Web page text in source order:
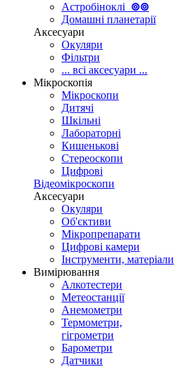
Астробіноклі ⊚⊚
Домашні планетарії
Аксесуари
Окуляри
Фільтри
... всі аксесуари ...
Мікроскопія
Мікроскопи
Дитячі
Шкільні
Лабораторні
Кишенькові
Стереоскопи
Цифрові
Відеомікроскопи
Аксесуари
Окуляри
Об'єктиви
Мікропрепарати
Цифрові камери
Інструменти, матеріали
Вимірювання
Алкотестери
Метеостанції
Анемометри
Термометри,
гігрометри
Барометри
Датчики